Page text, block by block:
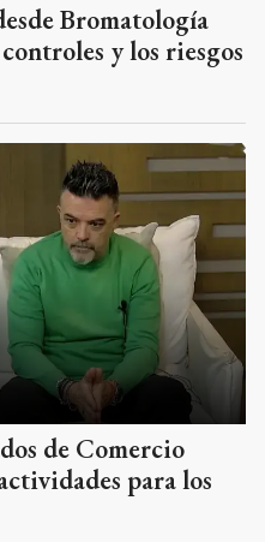
Bromatología
y los riesgos
de Comercio
para los